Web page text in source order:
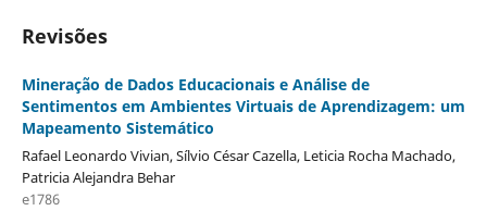
Revisões
Mineração de Dados Educacionais e Análise de
Sentimentos em Ambientes Virtuais de Aprendizagem: um
Mapeamento Sistemático
Rafael Leonardo Vivian, Sí­lvio César Cazella, Leticia Rocha Machado,
Patricia Alejandra Behar
e1786